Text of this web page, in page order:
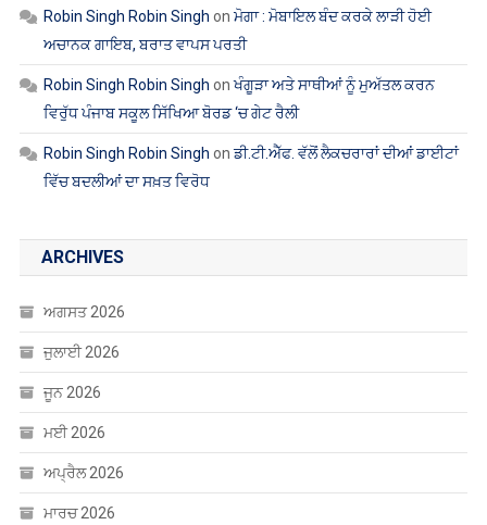
Robin Singh Robin Singh
ਵਿਰੁੱਧ ਪੰਜਾਬ ਸਕੂਲ ਸਿੱਖਿਆ ਬੋਰਡ ‘ਚ ਗੇਟ ਰੈਲੀ
Robin Singh Robin Singh
ਡੀ.ਟੀ.ਐੱਫ. ਵੱਲੋਂ ਲੈਕਚਰਾਰਾਂ ਦੀਆਂ ਡਾਈਟਾਂ
ਵਿੱਚ ਬਦਲੀਆਂ ਦਾ ਸਖ਼ਤ ਵਿਰੋਧ
ਅਗਸਤ 2026
ਜੂਨ 2026
ਮਈ 2026
ਅਪ੍ਰੈਲ 2026
ਮਾਰਚ 2026
ਫਰਵਰੀ 2026